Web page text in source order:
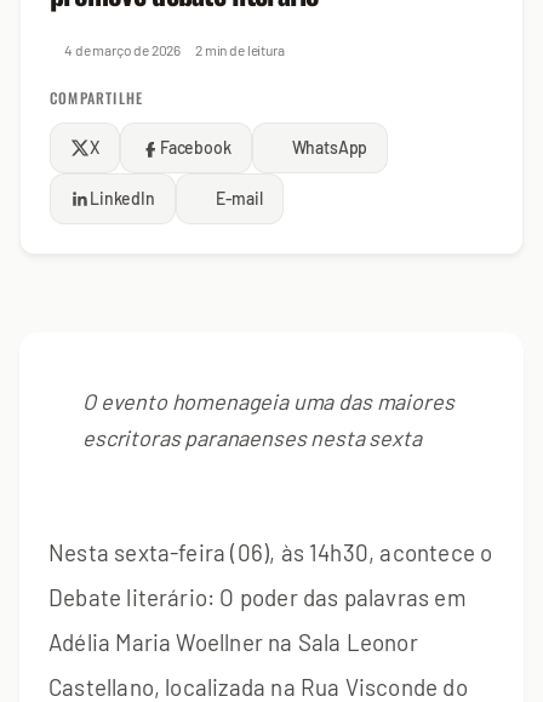
4 de março de 2026 2 min de leitura
COMPARTILHE
X Facebook WhatsApp
LinkedIn E-mail
O evento homenageia uma das maiores
escritoras paranaenses nesta sexta
Nesta sexta-feira (06), às 14h30, acontece o
Debate literário: O poder das palavras em
Adélia Maria Woellner na Sala Leonor
Castellano, localizada na Rua Visconde do